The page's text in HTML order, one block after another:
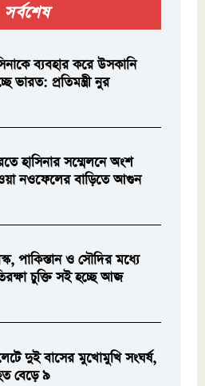
সর্বশেষ
ব্যবহার করে উসকানি
ভারত: প্রতিমন্ত্রী নুর
হাসিনার সম্মেলনে অংশ
নওফেলের বাড়িতে আগুন
পাকিস্তান ও সৌদির মধ্যে
চুক্তি সই হচ্ছে আজ
দুই বাসের মুখোমুখি সংঘর্ষ,
বেড়ে ৯